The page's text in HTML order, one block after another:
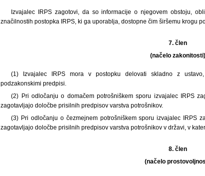
Izvajalec IRPS zagotovi, da so informacije o njegovem obstoju,
značilnostih postopka IRPS, ki ga uporablja, dostopne čim širšemu krogu
7. člen
(načelo zakonitosti)
(1) Izvajalec IRPS mora v postopku delovati skladno z
podzakonskimi predpisi.
(2) Pri odločanju o domačem potrošniškem sporu izvajalec IRPS
zagotavljajo določbe prisilnih predpisov varstva potrošnikov.
(3) Pri odločanju o čezmejnem potrošniškem sporu izvajalec IRPS
zagotavljajo določbe prisilnih predpisov varstva potrošnikov v državi, v
8. člen
(načelo